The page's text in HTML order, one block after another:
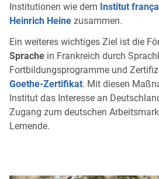
Institutionen wie dem Institut
Heinrich Heine zusammen.
Ein weiteres wichtiges Ziel ist die
Sprache in Frankreich durch
Fortbildungsprogramme und
Goethe-Zertifikat. Mit diesen
Institut das Interesse an
Zugang zum deutschen
Lernende.